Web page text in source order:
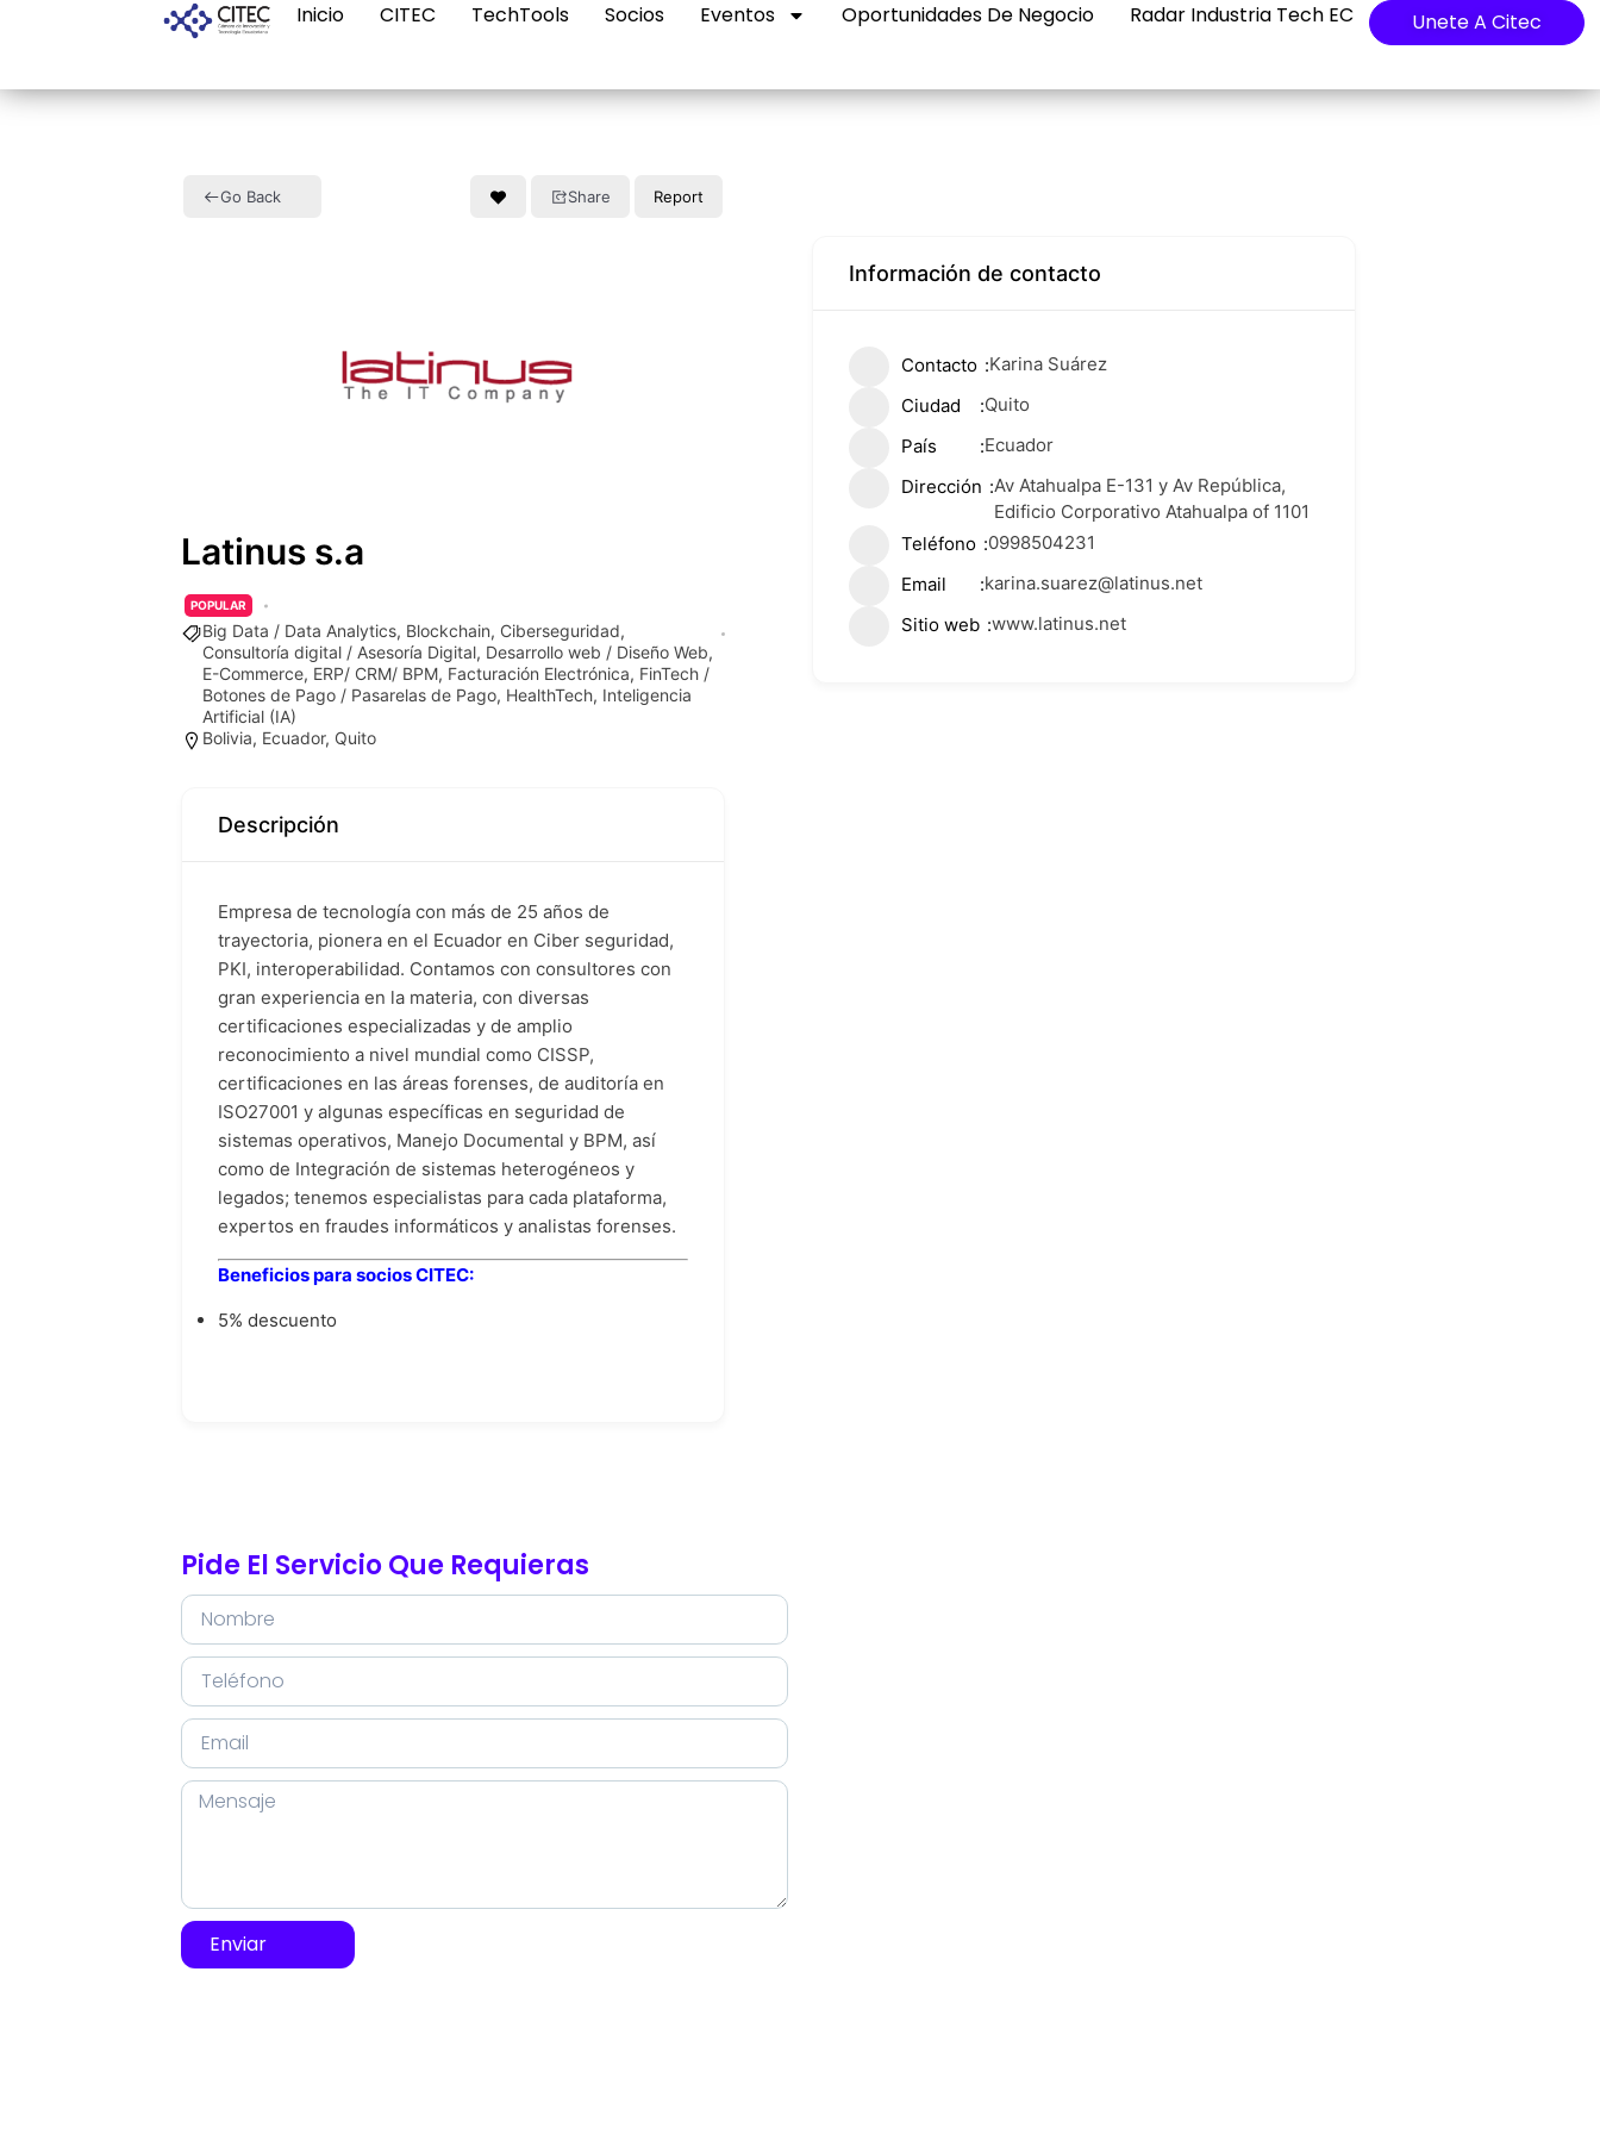
Inicio CITEC TechTools Socios Eventos Oportunidades De Negocio Radar Industria Tech EC Unete A Citec
Go Back Share Report
Latinus s.a
POPULAR
Big Data / Data Analytics, Blockchain, Ciberseguridad,
Consultoría digital / Asesoría Digital, Desarrollo web / Diseño Web,
E-Commerce, ERP/ CRM/ BPM, Facturación Electrónica, FinTech /
Botones de Pago / Pasarelas de Pago, HealthTech, Inteligencia
Artificial (IA)
Bolivia, Ecuador, Quito
Descripción
Empresa de tecnología con más de 25 años de
trayectoria, pionera en el Ecuador en Ciber seguridad,
PKI, interoperabilidad. Contamos con consultores con
gran experiencia en la materia, con diversas
certificaciones especializadas y de amplio
reconocimiento a nivel mundial como CISSP,
certificaciones en las áreas forenses, de auditoría en
ISO27001 y algunas específicas en seguridad de
sistemas operativos, Manejo Documental y BPM, así
como de Integración de sistemas heterogéneos y
legados; tenemos especialistas para cada plataforma,
expertos en fraudes informáticos y analistas forenses.
Beneficios para socios CITEC:
5% descuento
Información de contacto
Contacto Karina Suárez
Ciudad
Quito
País
Ecuador
Dirección Av Atahualpa E-131 y Av República,
Edificio Corporativo Atahualpa of 1101
Teléfono 0998504231
Email
karina.suarez@latinus.net
Sitio web www.latinus.net
Pide El Servicio Que Requieras
Enviar